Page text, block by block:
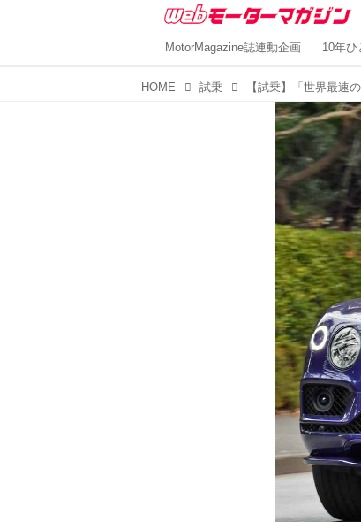
MotorMagazine誌連動企画 10年ひ
HOME 試乗